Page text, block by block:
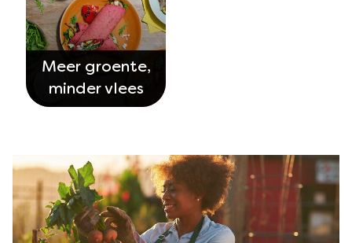
Meer groente,
minder vlees